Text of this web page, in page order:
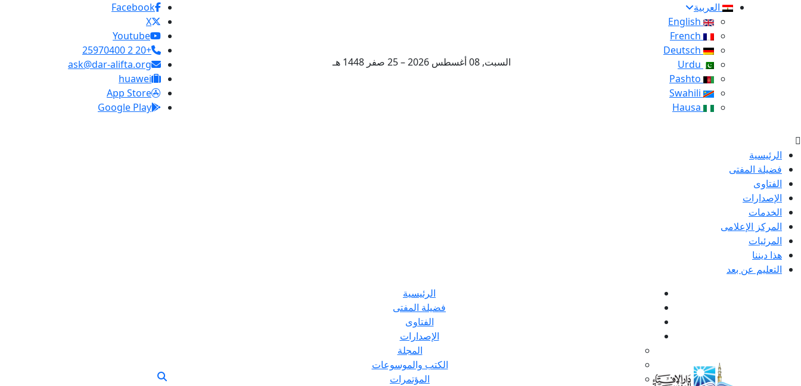
العربية
السبت, 08 أغسطس 2026 – 25 صفر 1448 هـ
Facebook
X
Youtube
+20 2 25970400
ask@dar-alifta.org
huawei
App Store
Google Play
الرئيسية
فضيلة المفتى
الفتاوى
الإصدارات
الخدمات
المركز الإعلامى
المرئيات
هذا ديننا
التعليم عن بعد
الرئيسية
فضيلة المفتى
الفتاوى
الإصدارات
المجلة
الكتب والموسوعات
المؤتمرات